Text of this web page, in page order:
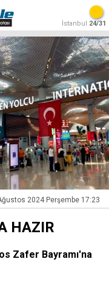
İstanbul 24/31
2024 Perşembe 17:23
HAZIR
Zafer Bayramı'na